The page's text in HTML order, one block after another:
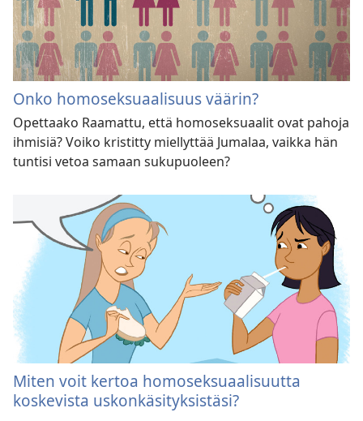
Onko homoseksuaalisuus väärin?
Opettaako Raamattu, että homoseksuaalit ovat pahoja
ihmisiä? Voiko kristitty miellyttää Jumalaa, vaikka hän
tuntisi vetoa samaan sukupuoleen?
Miten voit kertoa homoseksuaalisuutta
koskevista uskonkäsityksistäsi?